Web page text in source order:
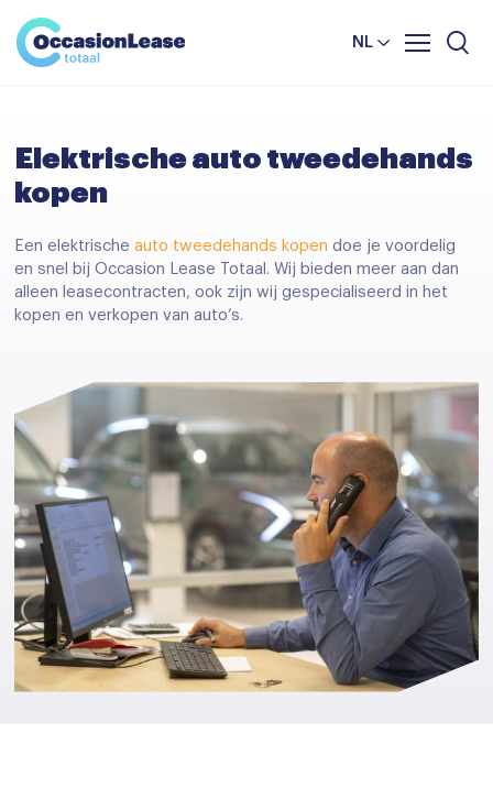
NL
Leasevoorwaarden
Veelgestelde vragen
Over ons
Vergelijker
Elektrische auto tweedehands
kopen
Een elektrischeauto tweedehands kopen doe je voordelig
en snel bij Occasion Lease Totaal. Wij bieden meer aan dan
alleen leasecontracten, ook zijn wij gespecialiseerd in het
kopen en verkopen van auto’s.